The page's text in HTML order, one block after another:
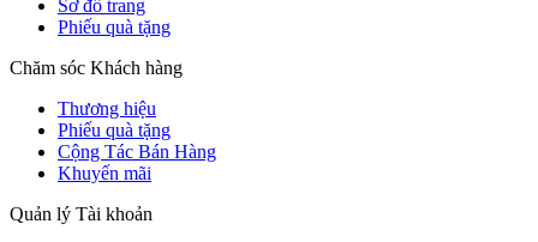
Sơ đồ trang
Phiếu quà tặng
Chăm sóc Khách hàng
Thương hiệu
Phiếu quà tặng
Cộng Tác Bán Hàng
Khuyến mãi
Quản lý Tài khoản